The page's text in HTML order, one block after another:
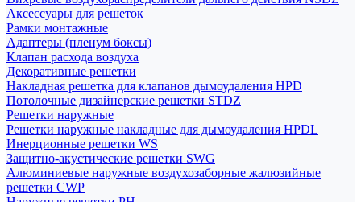
Аксессуары для решеток
Рамки монтажные
Адаптеры (пленум боксы)
Клапан расхода воздуха
Декоративные решетки
Накладная решетка для клапанов дымоудаления HPD
Потолочные дизайнерские решетки STDZ
Решетки наружные
Решетки наружные накладные для дымоудаления HPDL
Инерционные решетки WS
Защитно-акустические решетки SWG
Алюминиевые наружные воздухозаборные жалюзийные
решетки CWP